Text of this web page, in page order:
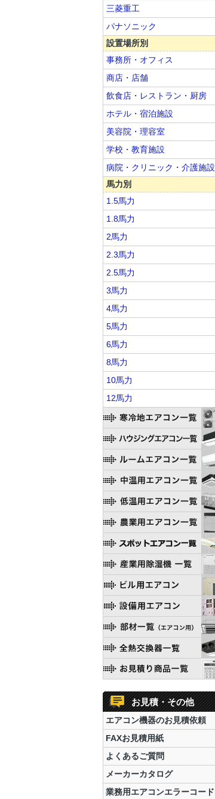
三菱重工
パナソニック
設置場所別
事務所・オフィス
商店・店舗
飲食店・レストラン・厨房
ホテル・宿泊施設
美容院・理容室
学校・教育施設
病院・クリニック・介護施設
馬力別
1.5馬力
1.8馬力
2馬力
2.3馬力
2.5馬力
3馬力
4馬力
5馬力
6馬力
8馬力
10馬力
12馬力
お見積・その他
エアコン機器のお見積依頼
FAXお見積用紙
よくあるご質問
メーカーカタログ
業務用エアコンエラーコード